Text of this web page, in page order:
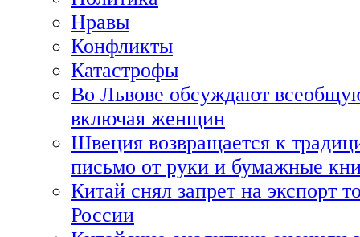
Нравы
Конфликты
Катастрофы
Во Львове обсуждают
включая женщин
Швеция возвращается к
письмо от руки и бумажные
Китай снял запрет на экспорт
России